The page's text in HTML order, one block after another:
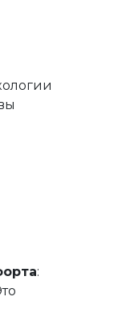
: